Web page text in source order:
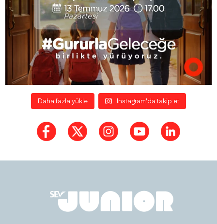
Daha fazla yükle Instagram'da takip et